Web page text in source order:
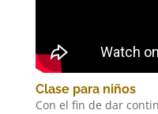
Clase para niños
Con el fin de dar